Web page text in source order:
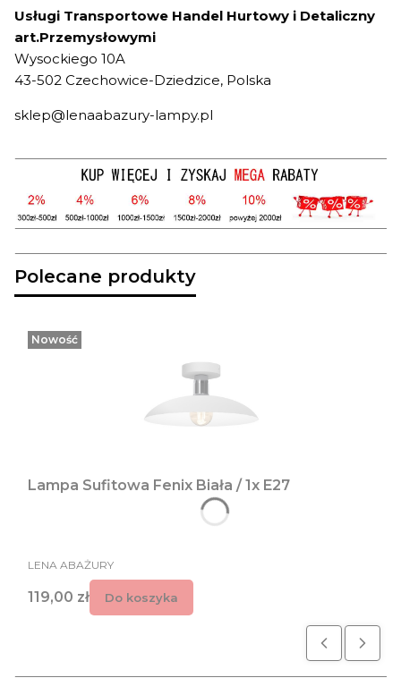
Usługi Transportowe Handel Hurtowy i Detaliczny
art.Przemysłowymi
Wysockiego 10A
43-502 Czechowice-Dziedzice, Polska
sklep@lenaabazury-lampy.pl
Polecane produkty
Nowość
Lampa Sufitowa Fenix Biała / 1x E27
PRODUCENT
LENA ABAŻURY
Cena
119,00 zł Do koszyka